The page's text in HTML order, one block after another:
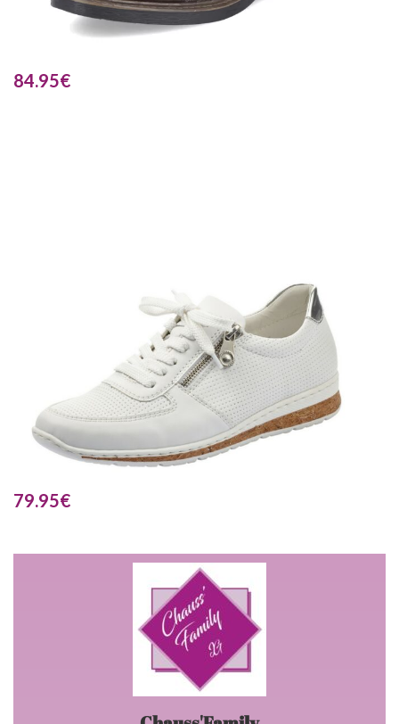
84.95€
79.95€